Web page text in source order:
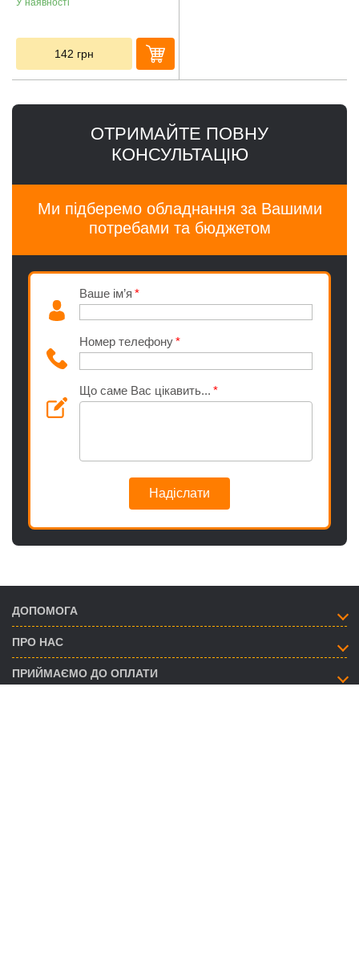
У наявності
142 грн
ОТРИМАЙТЕ ПОВНУ
КОНСУЛЬТАЦІЮ
Ми підберемо обладнання за Вашими
потребами та бюджетом
Ваше ім’я
Номер телефону
Що саме Вас цікавить...
Надіслати
ДОПОМОГА
ПРО НАС
ПРИЙМАЄМО ДО ОПЛАТИ